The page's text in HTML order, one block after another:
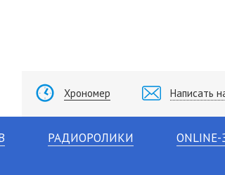
Хрономер Написать
РАДИОРОЛИКИ